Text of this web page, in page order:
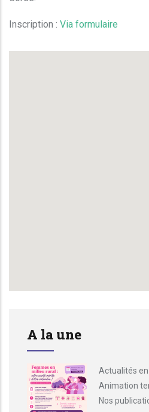
Inscription : Via formulaire
A la une
Actualités
Animation
Nos